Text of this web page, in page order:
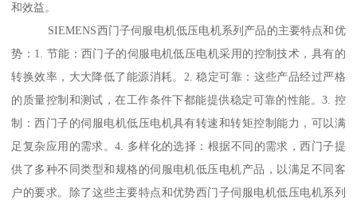
和效益。
SIEMENS西门子伺服电机低压电机系列产品的主要特点和优
势：1. 节能：西门子的伺服电机低压电机采用的控制技术，具有的
转换效率，大大降低了能源消耗。2. 稳定可靠：这些产品经过严格
的质量控制和测试，在工作条件下都能提供稳定可靠的性能。3. 控
制：西门子的伺服电机低压电机具有转速和转矩控制能力，可以满
足复杂应用的需求。4. 多样化的选择：根据不同的需求，西门子提
供了多种不同类型和规格的伺服电机低压电机产品，以满足不同客
户的要求。除了这些主要特点和优势西门子伺服电机低压电机系列